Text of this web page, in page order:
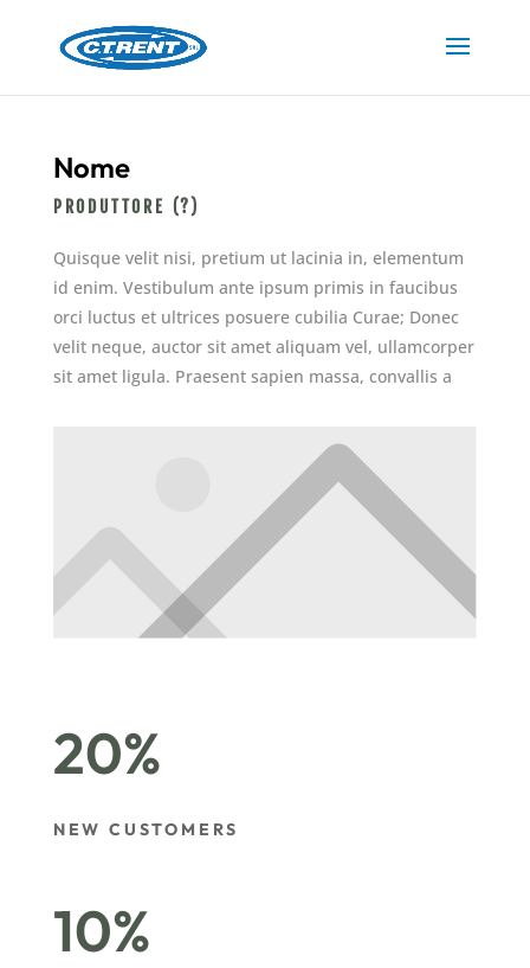
Nome
PRODUTTORE (?)
Quisque velit nisi, pretium ut lacinia in, elementum
id enim. Vestibulum ante ipsum primis in faucibus
orci luctus et ultrices posuere cubilia Curae; Donec
velit neque, auctor sit amet aliquam vel, ullamcorper
sit amet ligula. Praesent sapien massa, convallis a
20%
NEW CUSTOMERS
10%